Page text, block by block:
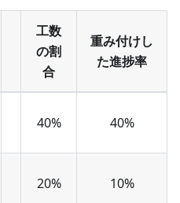
工数
の割
合
重み付けし
た進捗率
40% 40%
20% 10%